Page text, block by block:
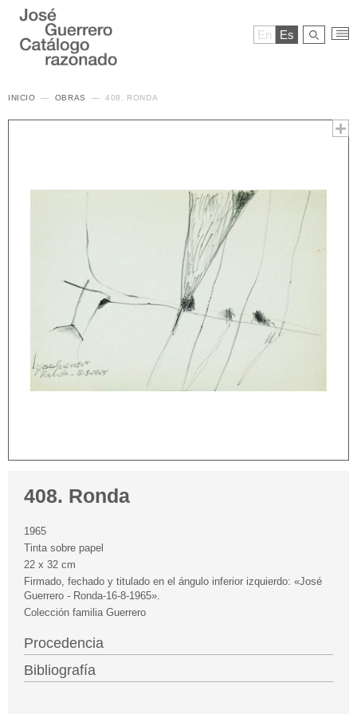
En Es
INICIO OBRAS 408. RONDA
408. Ronda
1965
Tinta sobre papel
22 x 32 cm
Firmado, fechado y titulado en el ángulo inferior izquierdo: «José
Guerrero - Ronda-16-8-1965».
Colección familia Guerrero
Procedencia
Bibliografía